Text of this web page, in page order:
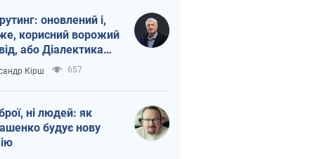
оновлений і,
корисний ворожий
або Діалектика
боягузтва
Кірш 657
ні людей: як
будує нову